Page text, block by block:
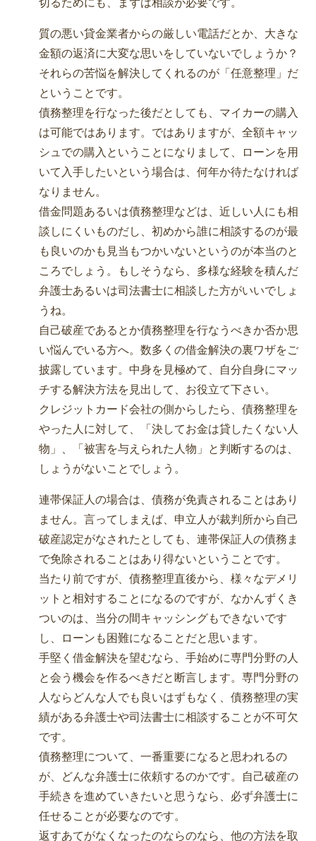
切るためにも、まずは相談が必要です。
質の悪い貸金業者からの厳しい電話だとか、大きな
金額の返済に大変な思いをしていないでしょうか？
それらの苦悩を解決してくれるのが「任意整理」だ
ということです。
債務整理を行なった後だとしても、マイカーの購入
は可能ではあります。ではありますが、全額キャッ
シュでの購入ということになりまして、ローンを用
いて入手したいという場合は、何年か待たなければ
なりません。
借金問題あるいは債務整理などは、近しい人にも相
談しにくいものだし、初めから誰に相談するのが最
も良いのかも見当もつかいないというのが本当のと
ころでしょう。もしそうなら、多様な経験を積んだ
弁護士あるいは司法書士に相談した方がいいでしょ
うね。
自己破産であるとか債務整理を行なうべきか否か思
い悩んでいる方へ。数多くの借金解決の裏ワザをご
披露しています。中身を見極めて、自分自身にマッ
チする解決方法を見出して、お役立て下さい。
クレジットカード会社の側からしたら、債務整理を
やった人に対して、「決してお金は貸したくない人
物」、「被害を与えられた人物」と判断するのは、
しょうがないことでしょう。
連帯保証人の場合は、債務が免責されることはあり
ません。言ってしまえば、申立人が裁判所から自己
破産認定がなされたとしても、連帯保証人の債務ま
で免除されることはあり得ないということです。
当たり前ですが、債務整理直後から、様々なデメリ
ットと相対することになるのですが、なかんずくき
ついのは、当分の間キャッシングもできないです
し、ローンも困難になることだと思います。
手堅く借金解決を望むなら、手始めに専門分野の人
と会う機会を作るべきだと断言します。専門分野の
人ならどんな人でも良いはずもなく、債務整理の実
績がある弁護士や司法書士に相談することが不可欠
です。
債務整理について、一番重要になると思われるの
が、どんな弁護士に依頼するのかです。自己破産の
手続きを進めていきたいと思うなら、必ず弁護士に
任せることが必要なのです。
返すあてがなくなったのならのなら、他の方法を取